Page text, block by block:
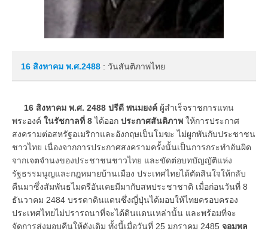
16 สิงหาคม พ.ศ.2488 : วันสันติภาพไทย
16 สิงหาคม พ.ศ. 2488 ปรีดี พนมยงค์ ผู้สำเร็จราชการแทน
พระองค์ ในรัชกาลที่ 8ได้ออก ประกาศสันติภาพ ให้การประกาศ
สงครามต่อสหรัฐอเมริกาและอังกฤษเป็นโมฆะ ไม่ผูกพันกับประชาชน
ชาวไทย เนื่องจากการประกาศสงครามครั้งนั้นเป็นการกระทำอันผิด
จากเจตจำนงของประชาชนชาวไทย และขัดต่อบทบัญญัติแห่ง
รัฐธรรมนูญและกฎหมายบ้านเมือง ประเทศไทยได้ตัดสินใจให้กลับ
คืนมาซึ่งสัมพันธไมตรีอันเคยมีมากับสหประชาชาติ เมื่อก่อนวันที่ 8
ธันวาคม 2484 บรรดาดินแดนซึ่งญี่ปุ่นได้มอบให้ไทยครอบครอง
ประเทศไทยไม่ปรารถนาที่จะได้ดินแดนเหล่านั้น และพร้อมที่จะ
จัดการส่งมอบคืนให้ดังเดิม ทั้งนี้เมื่อวันที่ 25 มกราคม 2485 จอมพล